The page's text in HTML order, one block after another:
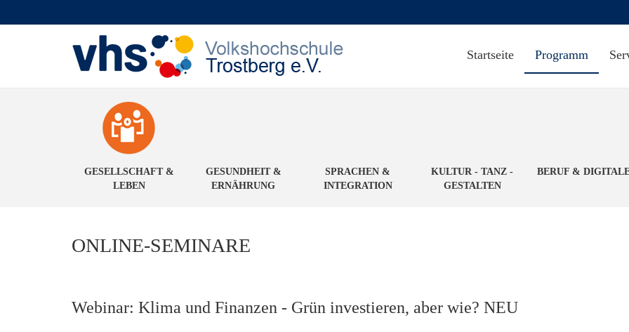
Startseite Programm
GESELLSCHAFT &
LEBEN
GESUNDHEIT &
ERNÄHRUNG
SPRACHEN &
INTEGRATION
KULTUR - TANZ -
GESTALTEN
BERUF &
ONLINE-SEMINARE
Webinar: Klima und Finanzen - Grün investieren, aber wie? NEU